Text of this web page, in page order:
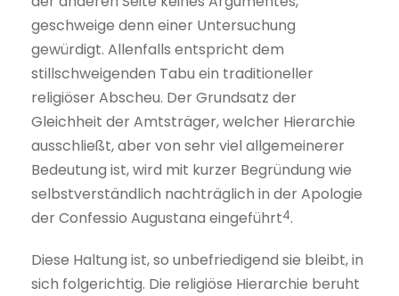
geschweige denn einer Untersuchung
gewürdigt. Allenfalls entspricht dem
stillschweigenden Tabu ein traditioneller
religiöser Abscheu. Der Grundsatz der
Gleichheit der Amtsträger, welcher Hierarchie
ausschließt, aber von sehr viel allgemeinerer
Bedeutung ist, wird mit kurzer Begründung wie
selbstverständlich nachträglich in der Apologie
der Confessio Augustana eingeführt4.
Diese Haltung ist, so unbefriedigend sie bleibt, in
sich folgerichtig. Die religiöse Hierarchie beruht